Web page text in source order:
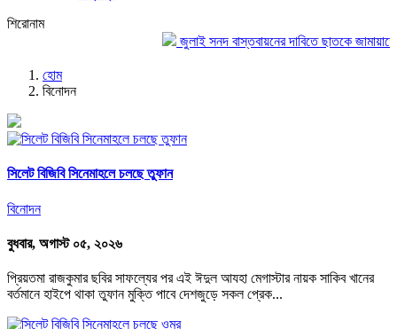
শিরোনাম
জুলাই সনদ বাস্তবায়নের দাবিতে ছাতকে জামায়াতে
হোম
বিনোদন
সিলেট বিজিবি সিনেমাহলে চলছে তুফান
বিনোদন
বুধবার, অগাস্ট ০৫, ২০২৬
প্রিয়তমা রাজকুমার ছবির সাফল্যের পর এই ঈদুল আযহা মেগাস্টার নায়ক সাকিব খানের
বর্তমানে হাইপে থাকা তুফান মুক্তি পাবে দেশজুড়ে সকল প্রেক...